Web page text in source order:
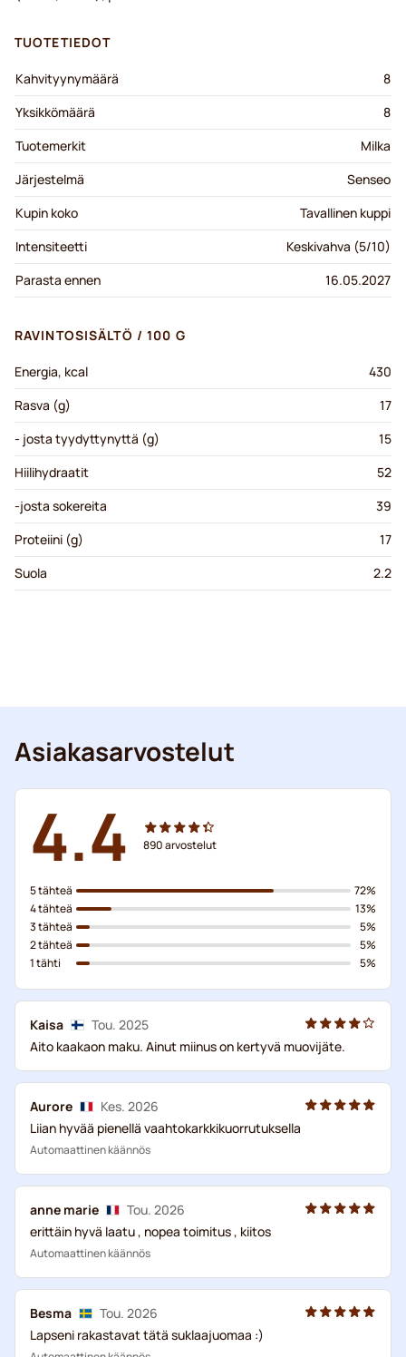
TUOTETIEDOT
Kahvityynymäärä
8
Yksikkömäärä
8
Tuotemerkit
Milka
Järjestelmä
Senseo
Kupin koko
Tavallinen kuppi
Intensiteetti
Keskivahva (5/10)
Parasta ennen
16.05.2027
RAVINTOSISÄLTÖ / 100 G
Energia, kcal
430
Rasva (g)
17
- josta tyydyttynyttä (g)
15
Hiilihydraatit
52
-josta sokereita
39
Proteiini (g)
17
Suola
2.2
Asiakasarvostelut
4.4 890arvostelut
5 tähteä
4 tähteä
3 tähteä
2 tähteä
1 tähti
72%
13%
5%
5%
5%
Kaisa
Tou. 2025
Aito kaakaon maku. Ainut miinus on kertyvä muovijäte.
Aurore
Kes. 2026
Liian hyvää pienellä vaahtokarkkikuorrutuksella
Automaattinen käännös
anne marie
Tou. 2026
erittäin hyvä laatu , nopea toimitus , kiitos
Automaattinen käännös
Besma
Tou. 2026
Lapseni rakastavat tätä suklaajuomaa :)